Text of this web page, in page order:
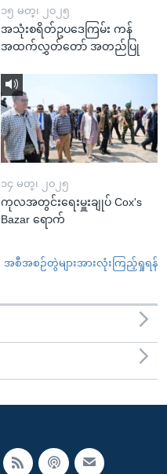
၁၅ မတ္၊ ၂၀၂၅
အသုံးစရိတ်ဥပဒေကြမ်း ကန်
အထက်လွှတ်တော် အတည်ပြု
၁၄ မတ္၊ ၂၀၂၅
ကုလအတွင်းရေးမှူးချုပ် Cox's
Bazar ရောက်
အစီအစဉ်တွဲများအားလုံးကြည့်ရှုရန်